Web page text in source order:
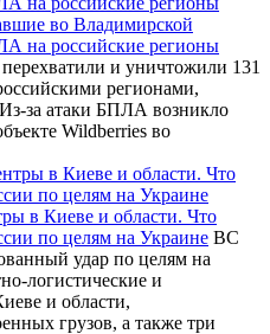
во Владимирской
на российские регионы
и уничтожили 131
регионами,
за атаки БПЛА возникло
Wildberries во
в Киеве и области. Что
по целям на Украине ВС
удар по целям на
логистические и
и области,
грузов, а также три